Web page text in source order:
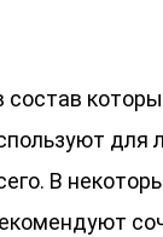
состав
для
В